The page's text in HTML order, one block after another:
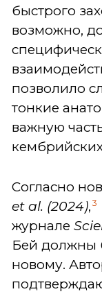
быстрого
возможно,
позволило
тонкие
важную
Согласно
et al. (2024), 3
журнале
Бей должны
новому.